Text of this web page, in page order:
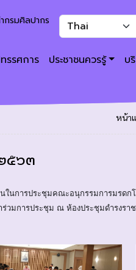
กรมศิลปากร
รรศการ ประชาชนควรรู้ บ
หน้า
๕๖๓
นการประชุมคณะอนุกรรมการมรด
วมการประชุม ณ ห้องประชุมดำรง